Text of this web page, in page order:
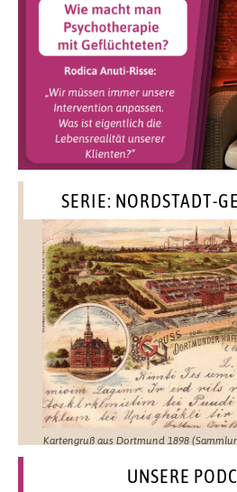
SERIE: NORDSTADT-
Kartengruß aus Dortmund 1898
UNSERE